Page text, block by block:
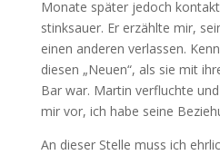
Monate später jedoch
stinksauer. Er erzählte mir,
einen anderen verlassen.
diesen „Neuen“, als sie mit
Bar war. Martin verfluchte
mir vor, ich habe seine
An dieser Stelle muss ich